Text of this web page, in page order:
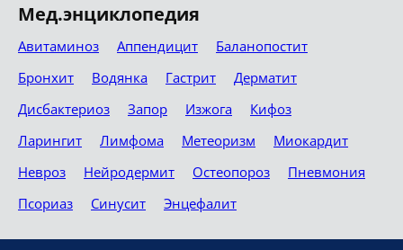
Мед.энциклопедия
Авитаминоз Аппендицит
Баланопостит
Бронхит
Водянка Гастрит
Дерматит
Дисбактериоз
Запор Изжога
Кифоз
Ларингит
Лимфома Метеоризм
Миокардит
Невроз
Нейродермит Остеопороз
Пневмония
Псориаз
Синусит Энцефалит